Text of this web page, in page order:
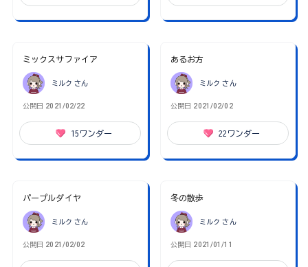
ミックスサファイア
ミルク さん
公開日 2021/02/22
15 ワンダー
あるお方
ミルク さん
公開日 2021/02/02
22 ワンダー
パープルダイヤ
ミルク さん
公開日 2021/02/02
冬の散歩
ミルク さん
公開日 2021/01/11